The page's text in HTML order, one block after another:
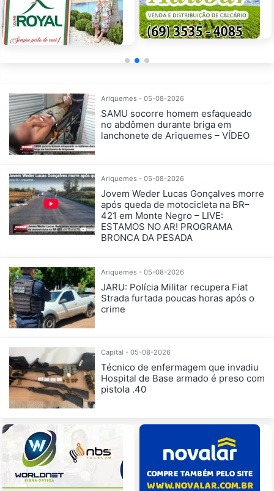
Ariquemes - 05-08-2026
SAMU socorre homem esfaqueado
no abdômen durante briga em
lanchonete de Ariquemes – VÍDEO
Ariquemes - 05-08-2026
Jovem Weder Lucas Gonçalves morre
após queda de motocicleta na BR–
421 em Monte Negro – LIVE:
ESTAMOS NO AR! PROGRAMA
BRONCA DA PESADA
Ariquemes - 05-08-2026
JARU: Polícia Militar recupera Fiat
Strada furtada poucas horas após o
crime
Capital - 05-08-2026
Técnico de enfermagem que invadiu
Hospital de Base armado é preso com
pistola .40